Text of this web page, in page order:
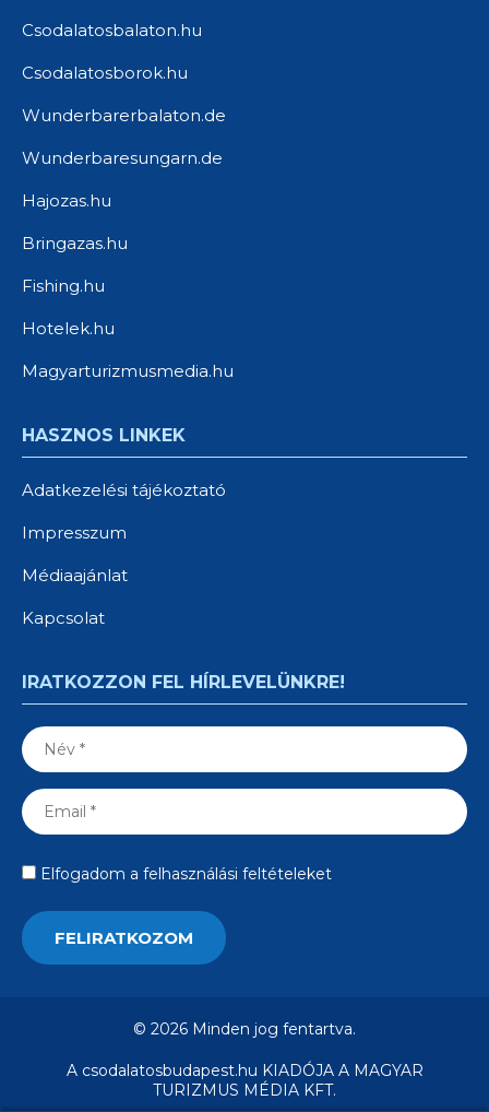
Csodalatosbalaton.hu
Csodalatosborok.hu
Wunderbarerbalaton.de
Wunderbaresungarn.de
Hajozas.hu
Bringazas.hu
Fishing.hu
Hotelek.hu
Magyarturizmusmedia.hu
HASZNOS LINKEK
Adatkezelési tájékoztató
Impresszum
Médiaajánlat
Kapcsolat
IRATKOZZON FEL HÍRLEVELÜNKRE!
Elfogadom a felhasználási feltételeket
© 2026 Minden jog fentartva.
A csodalatosbudapest.hu KIADÓJA A MAGYAR
TURIZMUS MÉDIA KFT.